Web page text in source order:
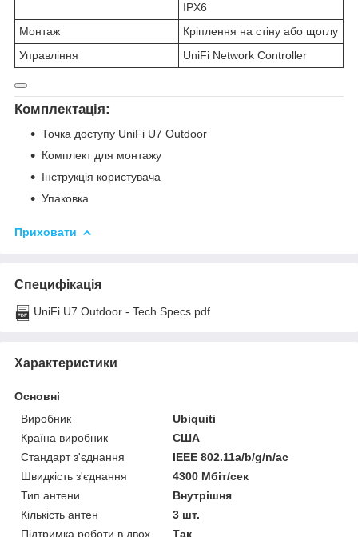
IPX6
Монтаж
Кріплення на стіну або щоглу
Управління
UniFi Network Controller
Комплектація:
Точка доступу UniFi U7 Outdoor
Комплект для монтажу
Інструкція користувача
Упаковка
Приховати
Специфікація
UniFi U7 Outdoor - Tech Specs.pdf
Характеристики
Основні
Виробник
Ubiquiti
Країна виробник
США
Стандарт з'єднання
IEEE 802.11а/b/g/n/ас
Швидкість з'єднання
4300 Мбіт/сек
Тип антени
Внутрішня
Кількість антен
3 шт.
Підтримка роботи в двох
Так